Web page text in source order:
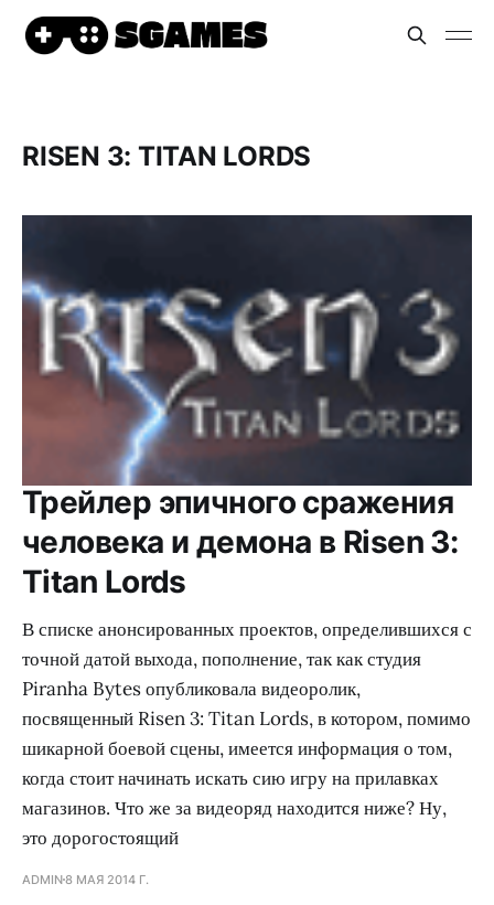
RISEN 3: TITAN LORDS
Трейлер эпичного сражения
человека и демона в Risen 3:
Titan Lords
В списке анонсированных проектов, определившихся с
точной датой выхода, пополнение, так как студия
Piranha Bytes опубликовала видеоролик,
посвященный Risen 3: Titan Lords, в котором, помимо
шикарной боевой сцены, имеется информация о том,
когда стоит начинать искать сию игру на прилавках
магазинов. Что же за видеоряд находится ниже? Ну,
это дорогостоящий
ADMIN8 МАЯ 2014 Г.